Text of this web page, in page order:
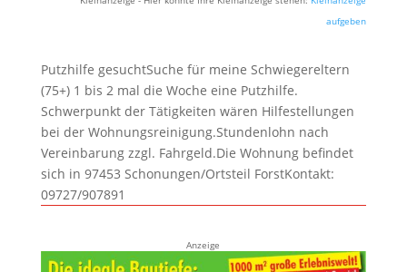
aufgeben
Putzhilfe gesuchtSuche für meine Schwiegereltern
(75+) 1 bis 2 mal die Woche eine Putzhilfe.
Schwerpunkt der Tätigkeiten wären Hilfestellungen
bei der Wohnungsreinigung.Stundenlohn nach
Vereinbarung zzgl. Fahrgeld.Die Wohnung befindet
sich in 97453 Schonungen/Ortsteil ForstKontakt:
09727/907891
Anzeige